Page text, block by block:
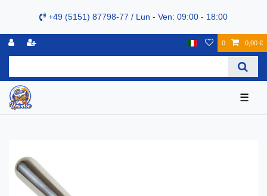
+49 (5151) 87798-77 / Lun - Ven: 09:00 - 18:00
0 0,00 €
☰